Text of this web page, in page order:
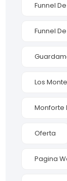
Funnel
Funnel
Los
Monforte
Oferta
Pagina